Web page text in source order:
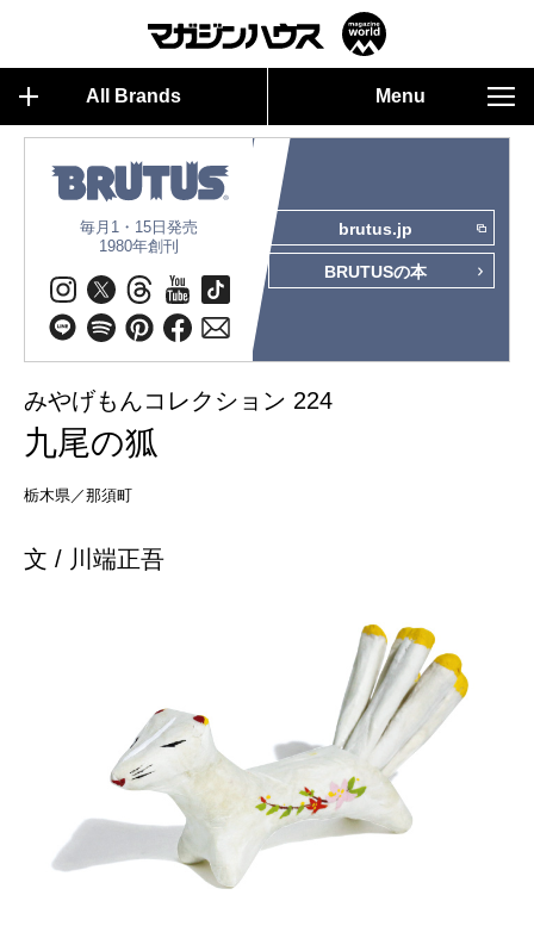
All Brands Menu
毎月1・15日発売
1980年創刊
brutus.jp
BRUTUSの本
みやげもんコレクション 224
九尾の狐
栃木県／那須町
文 / 川端正吾